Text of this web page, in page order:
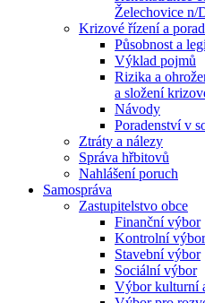
Želechovice n/
Krizové řízení a
Působnost a
Výklad pojmů
Rizika a
a složení
Návody
Poradenství v
Ztráty a nálezy
Správa hřbitovů
Nahlášení poruch
Samospráva
Zastupitelstvo obce
Finanční výbor
Kontrolní výbor
Stavební výbor
Sociální výbor
Výbor kulturní